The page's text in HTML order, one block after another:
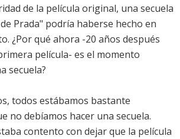
de la película original, una secuela
Prada" podría haberse hecho en
¿Por qué ahora -20 años después
película- es el momento
secuela?
todos estábamos bastante
no debíamos hacer una secuela.
contento con dejar que la película